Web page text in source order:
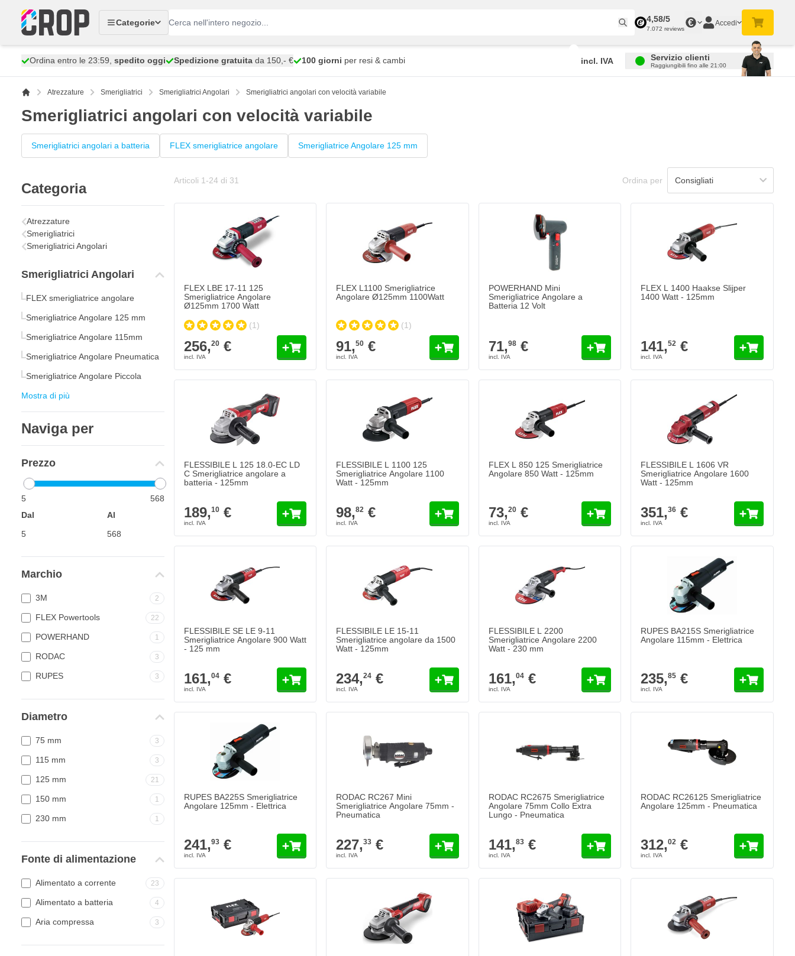
Categorie
4,58/5
7.072 reviews
€ Accedi
Ordina entro le 23:59, spedito oggi Spedizione gratuita da 150,- € 100 giorni per resi & cambi incl. IVA Servizio clienti
Raggiungibili fino alle 21:00
Atrezzature Smerigliatrici Smerigliatrici Angolari Smerigliatrici angolari con velocità variabile
Smerigliatrici angolari con velocità variabile
Smerigliatrici angolari a batteria FLEX smerigliatrice angolare Smerigliatrice Angolare 125 mm
Categoria
Atrezzature
Smerigliatrici
Smerigliatrici Angolari
Smerigliatrici Angolari
FLEX smerigliatrice angolare
Smerigliatrice Angolare 125 mm
Smerigliatrice Angolare 115mm
Smerigliatrice Angolare Pneumatica
Smerigliatrice Angolare Piccola
Mostra di più
Naviga per
Prezzo
5
568
Dal
Al
Marchio
3M 2
FLEX Powertools 22
POWERHAND 1
RODAC 3
RUPES 3
Diametro
75 mm 3
115 mm 3
125 mm 21
150 mm 1
230 mm 1
Fonte di alimentazione
Alimentato a corrente 23
Alimentato a batteria 4
Aria compressa 3
Articoli 1 -24 di 31 Ordina per
FLEX LBE 17-11 125
Smerigliatrice Angolare
Ø125mm 1700 Watt
(1)
256,20€
FLEX L1100 Smerigliatrice
Angolare Ø125mm 1100Watt
(1)
91,50 €
POWERHAND Mini
Smerigliatrice Angolare a
Batteria 12 Volt
71,98€
FLEX L 1400 Haakse Slijper
1400 Watt - 125mm
141,52 €
FLESSIBILE L 125 18.0-EC LD
C Smerigliatrice angolare a
batteria - 125mm
189,10€
FLESSIBILE L 1100 125
Smerigliatrice Angolare 1100
Watt - 125mm
98,82 €
FLEX L 850 125 Smerigliatrice
Angolare 850 Watt - 125mm
73,20€
FLESSIBILE L 1606 VR
Smerigliatrice Angolare 1600
Watt - 125mm
351,36 €
FLESSIBILE SE LE 9-11
Smerigliatrice Angolare 900 Watt
- 125 mm
161,04€
FLESSIBILE LE 15-11
Smerigliatrice angolare da 1500
Watt - 125mm
234,24 €
FLESSIBILE L 2200
Smerigliatrice Angolare 2200
Watt - 230 mm
161,04€
RUPES BA215S Smerigliatrice
Angolare 115mm - Elettrica
235,85 €
RUPES BA225S Smerigliatrice
Angolare 125mm - Elettrica
241,93€
RODAC RC267 Mini
Smerigliatrice Angolare 75mm -
Pneumatica
227,33 €
RODAC RC2675 Smerigliatrice
Angolare 75mm Collo Extra
Lungo - Pneumatica
141,83€
RODAC RC26125 Smerigliatrice
Angolare 125mm - Pneumatica
312,02 €